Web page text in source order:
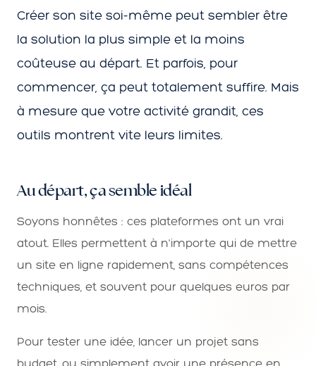
Créer son site soi-même peut sembler être
la solution la plus simple et la moins
coûteuse au départ. Et parfois, pour
commencer, ça peut totalement suffire. Mais
à mesure que votre activité grandit, ces
outils montrent vite leurs limites.
Au départ, ça semble idéal
Soyons honnêtes : ces plateformes ont un vrai
atout. Elles permettent à n'importe qui de mettre
un site en ligne rapidement, sans compétences
techniques, et souvent pour quelques euros par
mois.
Pour tester une idée, lancer un projet sans
budget, ou simplement avoir une présence en